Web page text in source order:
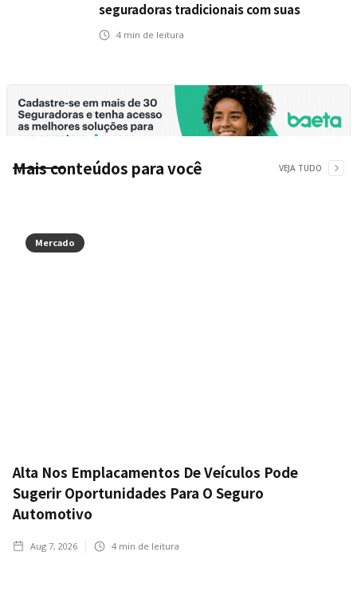
seguradoras tradicionais com suas
próprias opções de seguro
4 min de leitura
Mais conteúdos para você VEJA TUDO
Mercado
Alta Nos Emplacamentos De Veículos Pode
Sugerir Oportunidades Para O Seguro
Automotivo
Aug 7, 2026 4 min de leitura